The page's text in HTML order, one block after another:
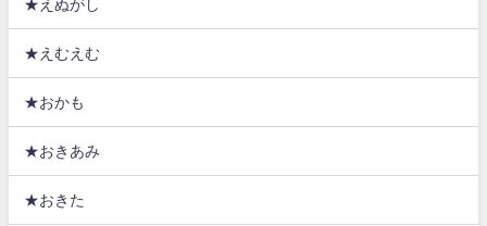
★えぬがし
★えむえむ
★おかも
★おきあみ
★おきた